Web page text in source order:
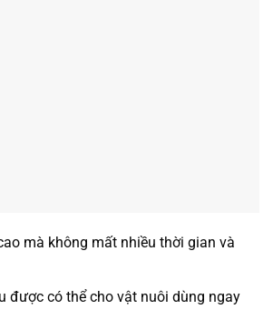
mà không mất nhiều thời gian và
được có thể cho vật nuôi dùng ngay